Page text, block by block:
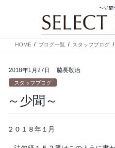
～少聞
HOME ブログ一覧 スタッフブログ
2018年1月27日 脇長敬治
スタッフブログ
～少聞～
２０１８年１月